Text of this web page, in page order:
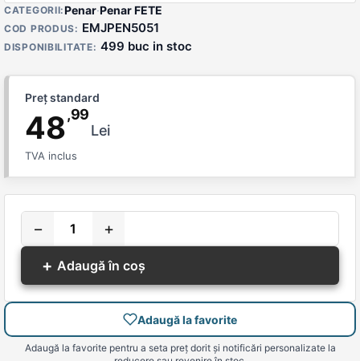
Detalii produs
CATEGORII:Penar·Penar FETE
COD PRODUS: EMJPEN5051
DISPONIBILITATE: 499 buc in stoc
Preț standard
48,99
Lei
TVA inclus
−
+
+ Adaugă în coș
Adaugă la favorite
Adaugă la favorite pentru a seta preț dorit și notificări personalizate la